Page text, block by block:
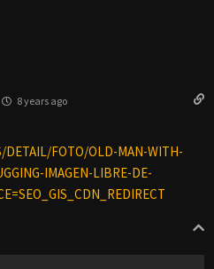
8 years ago
DETAIL/FOTO/OLD-MAN-WITH-
IMAGEN-LIBRE-DE-